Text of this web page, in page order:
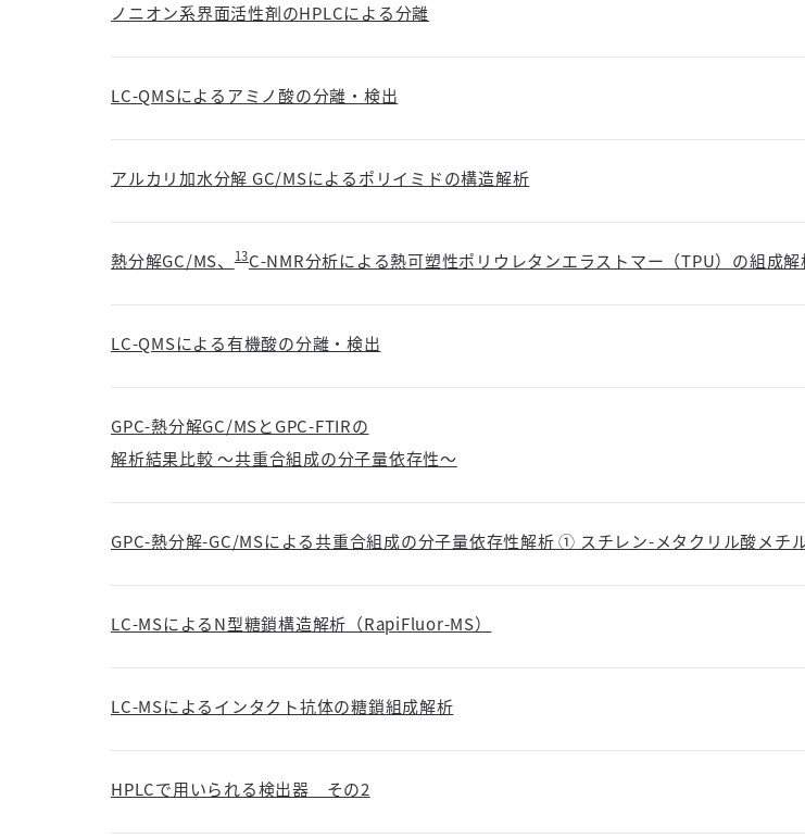
ノニオン系界面活性剤のHPLCによる分離
LC-QMSによるアミノ酸の分離・検出
アルカリ加水分解 GC/MSによるポリイミドの構造解析
熱分解GC/MS、13C-NMR分析による熱可塑性ポリウレタンエラストマー（TPU）の組成解
LC-QMSによる有機酸の分離・検出
GPC-熱分解GC/MSとGPC-FTIRの
解析結果比較 ～共重合組成の分子量依存性～
GPC-熱分解-GC/MSによる共重合組成の分子量依存性解析 ① スチレン-メタクリル酸メチ
LC-MSによるN型糖鎖構造解析（RapiFluor-MS）
LC-MSによるインタクト抗体の糖鎖組成解析
HPLCで用いられる検出器 その2